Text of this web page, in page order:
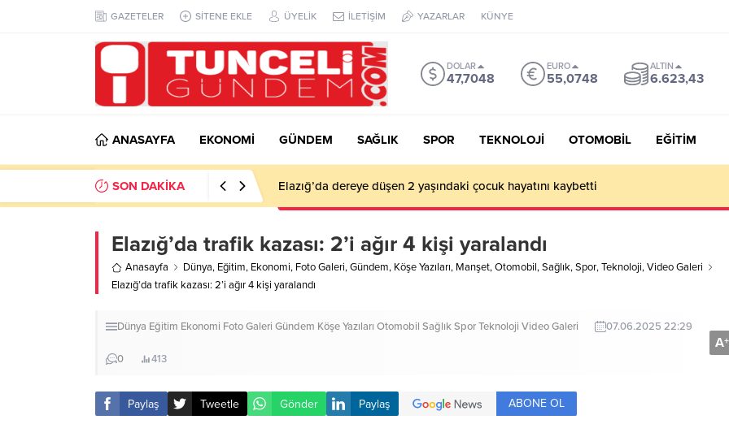
GAZETELER SİTENE EKLE ÜYELİK İLETİŞİM YAZARLAR KÜNYE
DOLAR
47,7048
EURO
55,0748
ALTIN
6.623,43
ANASAYFA EKONOMİ GÜNDEM SAĞLIK SPOR TEKNOLOJİ OTOMOBİL EĞİTİM
SON DAKİKA Çemişgezek’te doğanın milyonlarca yıllık sanatı olan Mantar Kaya görenlerin
Elazığ’da trafik kazası: 2’i ağır 4 kişi yaralandı
Anasayfa Dünya, Eğitim, Ekonomi, Foto Galeri,Gündem, Köşe Yazıları, Manşet,Otomobil,Sağlık,Spor,Teknoloji,Video Galeri
Elazığ’da trafik kazası: 2’i ağır 4 kişi yaralandı
Dünya Eğitim Ekonomi Foto Galeri Gündem Köşe Yazıları Otomobil SağlıkSporTeknoloji Video Galeri 07.06.2025 22:29
0 413
A+
Paylaş Tweetle Gönder Paylaş ABONE OL